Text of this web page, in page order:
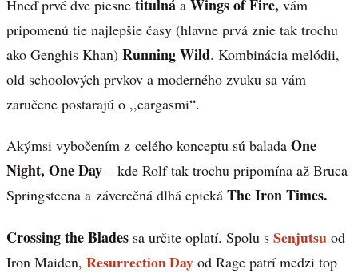
Hneď prvé dve piesne titulná a Wings of Fire, vám
pripomenú tie najlepšie časy (hlavne prvá znie tak trochu
ako Genghis Khan) Running Wild. Kombinácia melódii,
old schoolových prvkov a moderného zvuku sa vám
zaručene postarajú o ,,eargasmi“.
Akýmsi vybočením z celého konceptu sú balada One
Night, One Day – kde Rolf tak trochu pripomína až Bruca
Springsteena a záverečná dlhá epická The Iron Times.
Crossing the Blades sa určite oplatí. Spolu s Senjutsu od
Iron Maiden, Resurrection Day od Rage patrí medzi top